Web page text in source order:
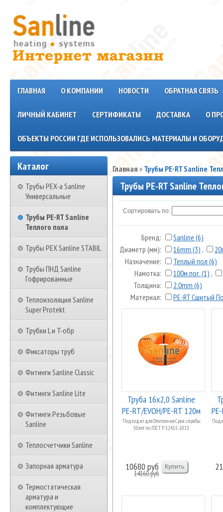
ГЛАВНАЯ О КОМПАНИИ НОВОСТИ ОБРАТНАЯ СВЯЗЬ
ЛИЧНЫЙ КАБИНЕТ СЕРТИФИКАТЫ ДОСТАВКА О
ОБЪЕКТЫ РОССИИ ГДЕ ИСПОЛЬЗОВАЛИСЬ МАТЕРИАЛЫ И
Каталог
Трубы PEX-a Sanline
Универсальные
Трубы PE-RT Sanline
Теплого пола
Трубы PEX Sanline STABIL
Трубы ПНД Sanline
Гофрированные
Теплоизоляция Sanline
Super Protekt
Трубки L и T-обр
Фиксаторы труб
Фитинги Sanline Classic
Фитинги Sanline Lite
Фитинги Резьбовые
Sanline
Теплосчетчики Sanline
Запорная арматура
Термостатическая
арматура и
комплектующие
Главная » Трубы PE-RT Sanline
Трубы PE-RT Sanline
Сортировать по:
Бренд:
Sanline (6)
Диаметр (мм):
16mm (3) ,
Назначение:
Теплый пол (6)
Намотка:
100м.пог. (1) ,
Толщина:
2.0mm (6)
Материал:
PE-RT Сшитый
Труба 16х2,0 Sanline
PE-RT/EVOH/PE-RT 120м
"Теп...
Подходит для Отопления. Срок службы
50лет по ГОСТ Р 32415-2013
10680 руб
14160 руб